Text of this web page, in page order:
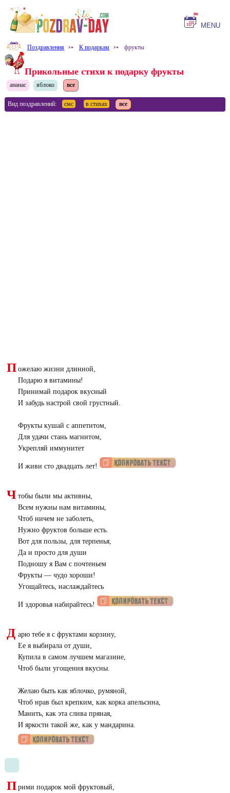
MENU
Поздравления ⤐ К подаркам ⤐ фрукты
Прикольные стихи к подарку фрукты
ананас яблоко все
Вид поздравлений: смс в стихах все
П ожелаю жизни длинной,
Подарю я витамины!
Принимай подарок вкусный
И забудь настрой свой грустный.
Фрукты кушай с аппетитом,
Для удачи стань магнитом,
Укрепляй иммунитет
И живи сто двадцать лет!
Ч тобы были мы активны,
Всем нужны нам витамины,
Чтоб ничем не заболеть,
Нужно фруктов больше есть.
Вот для пользы, для терпенья,
Да и просто для души
Подношу я Вам с почтеньем
Фрукты — чудо хороши!
Угощайтесь, наслаждайтесь
И здоровья набирайтесь!
Д арю тебе я с фруктами корзину,
Ее я выбирала от души,
Купила в самом лучшем магазине,
Чтоб были угощения вкусны.
Желаю быть как яблочко, румяной,
Чтоб нрав был крепким, как корка апельсина,
Манить, как эта слива пряная,
И яркости такой же, как у мандарина.
П рими подарок мой фруктовый,